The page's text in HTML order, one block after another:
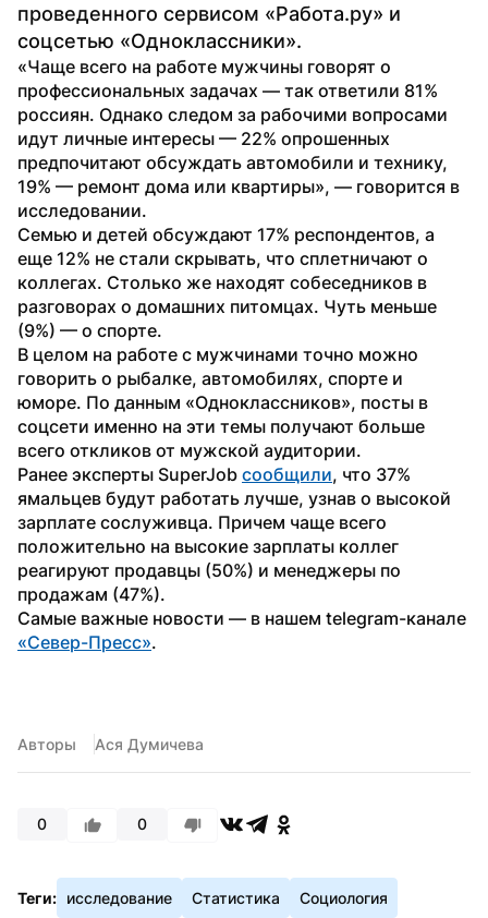
проведенного сервисом «Работа.ру» и
соцсетью «Одноклассники».
«Чаще всего на работе мужчины говорят о
профессиональных задачах — так ответили 81%
россиян. Однако следом за рабочими вопросами
идут личные интересы — 22% опрошенных
предпочитают обсуждать автомобили и технику,
19% — ремонт дома или квартиры», — говорится в
исследовании.
Семью и детей обсуждают 17% респондентов, а
еще 12% не стали скрывать, что сплетничают о
коллегах. Столько же находят собеседников в
разговорах о домашних питомцах. Чуть меньше
(9%) — о спорте.
В целом на работе с мужчинами точно можно
говорить о рыбалке, автомобилях, спорте и
юморе. По данным «Одноклассников», посты в
соцсети именно на эти темы получают больше
всего откликов от мужской аудитории.
Ранее эксперты SuperJob сообщили, что 37%
ямальцев будут работать лучше, узнав о высокой
зарплате сослуживца. Причем чаще всего
положительно на высокие зарплаты коллег
реагируют продавцы (50%) и менеджеры по
продажам (47%).
«Север-Пресс».
Авторы Ася Думичева
0 0
Теги: исследование Статистика Социология